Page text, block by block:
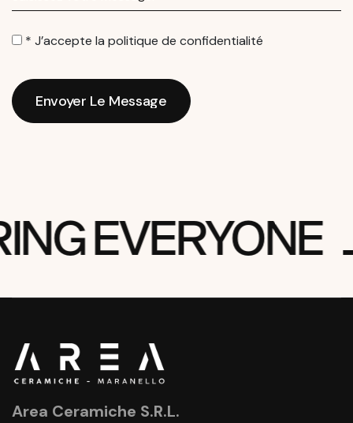
* J’accepte la politique de confidentialité
Envoyer Le Message
EVERYONE
Area Ceramiche S.R.L.